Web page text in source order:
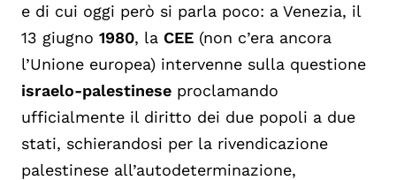
e di cui oggi però si parla poco: a Venezia, il
13 giugno 1980, la CEE (non c’era ancora
l’Unione europea) intervenne sulla questione
israelo-palestinese proclamando
ufficialmente il diritto dei due popoli a due
stati, schierandosi per la rivendicazione
palestinese all’autodeterminazione,